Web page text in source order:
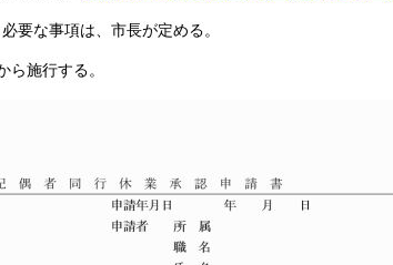
要な事項は、市長が定める。
ら施行する。